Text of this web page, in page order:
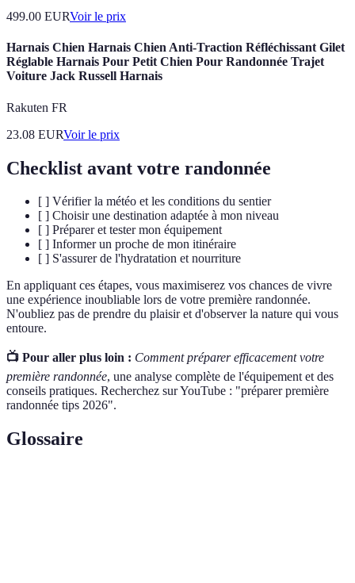
499.00 EURVoir le prix
Harnais Chien Harnais Chien Anti-Traction Réfléchissant Gilet
Réglable Harnais Pour Petit Chien Pour Randonnée Trajet
Voiture Jack Russell Harnais
Rakuten FR
23.08 EURVoir le prix
Checklist avant votre randonnée
[ ] Vérifier la météo et les conditions du sentier
[ ] Choisir une destination adaptée à mon niveau
[ ] Préparer et tester mon équipement
[ ] Informer un proche de mon itinéraire
[ ] S'assurer de l'hydratation et nourriture
En appliquant ces étapes, vous maximiserez vos chances de vivre
une expérience inoubliable lors de votre première randonnée.
N'oubliez pas de prendre du plaisir et d'observer la nature qui vous
entoure.
📺 Pour aller plus loin : Comment préparer efficacement votre
première randonnée, une analyse complète de l'équipement et des
conseils pratiques. Recherchez sur YouTube : "préparer première
randonnée tips 2026".
Glossaire